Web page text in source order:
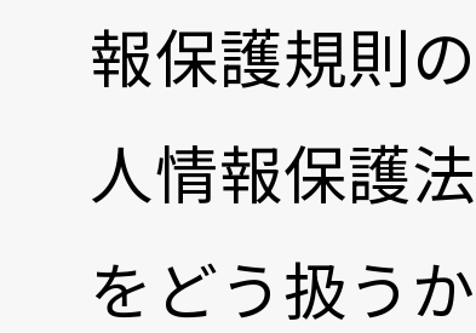
報保護規則
人情報保護
をどう扱う